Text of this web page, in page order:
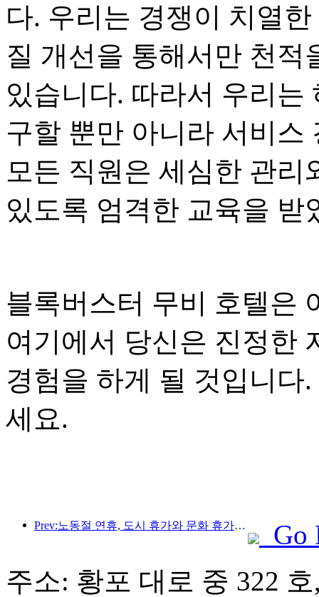
다. 우리는 경쟁이 치열
질 개선을 통해서만 천적
있습니다. 따라서 우리는
구할 뿐만 아니라 서비스
모든 직원은 세심한 관
있도록 엄격한 교육을 받
블록버스터 무비 호텔은
여기에서 당신은 진정한
경험을 하게 될 것입니다
세요.
Prev:노동절 연휴, 도시 휴가와 문화 휴가가 관광 소비의 새로운 트렌드를 주도하다
Go
주소: 황포 대로 중 322